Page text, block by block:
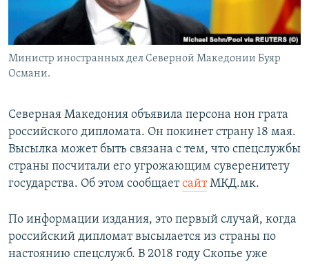
Министр иностранных дел Северной Македонии Буяр
Османи.
Северная Македония объявила персона нон грата
российского дипломата. Он покинет страну 18 мая.
Высылка может быть связана с тем, что спецслужбы
страны посчитали его угрожающим суверенитету
государства. Об этом сообщаетсайтМКД.мк.
По информации издания, это первый случай, когда
российский дипломат высылается из страны по
настоянию спецслужб. В 2018 году Скопье уже